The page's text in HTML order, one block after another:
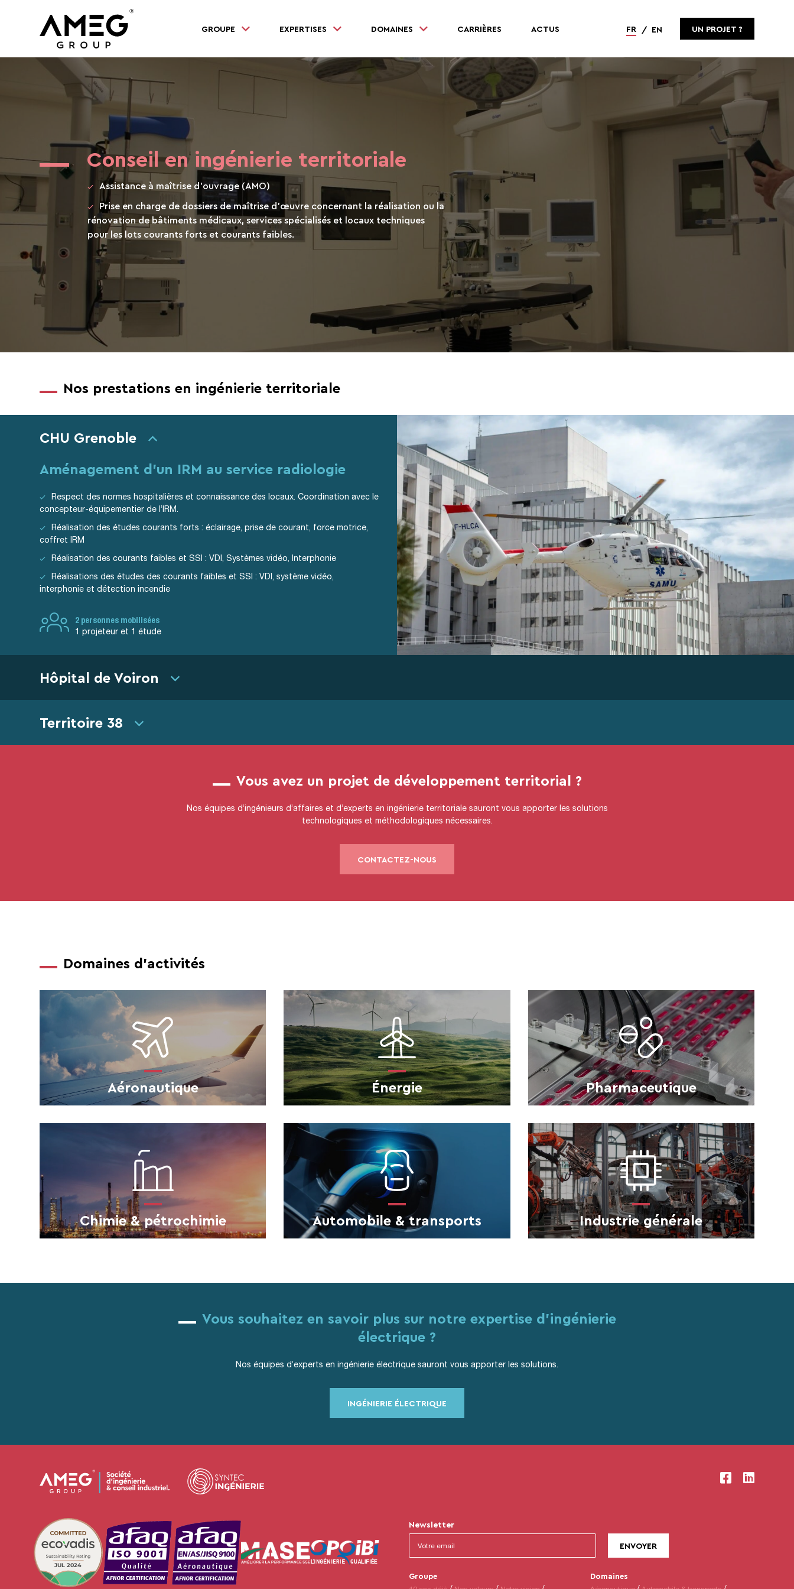
GROUPE EXPERTISES DOMAINES CARRIÈRES ACTUS FR EN UN PROJET ?
Conseil en ingénierie territoriale
Assistance à maîtrise d’ouvrage (AMO)
Prise en charge de dossiers de maîtrise d’œuvre concernant la réalisation ou la
rénovation de bâtiments médicaux, services spécialisés et locaux techniques
pour les lots courants forts et courants faibles.
Nos prestations en ingénierie territoriale
CHU Grenoble
Aménagement d’un IRM au service radiologie
Respect des normes hospitalières et connaissance des locaux. Coordination avec le
concepteur-équipementier de l’IRM.
Réalisation des études courants forts : éclairage, prise de courant, force motrice,
coffret IRM
Réalisation des courants faibles et SSI : VDI, Systèmes vidéo, Interphonie
Réalisations des études des courants faibles et SSI : VDI, système vidéo,
interphonie et détection incendie
2 personnes mobilisées
1 projeteur et 1 étude
Hôpital de Voiron
Territoire 38
Vous avez un projet de développement territorial ?
Nos équipes d’ingénieurs d’affaires et d’experts en ingénierie territoriale sauront vous apporter les solutions
technologiques et méthodologiques nécessaires.
CONTACTEZ-NOUS
Domaines d'activités
Aéronautique Énergie Pharmaceutique
Chimie & pétrochimie Automobile & transports Industrie générale
Vous souhaitez en savoir plus sur notre expertise d’ingénierie
électrique ?
Nos équipes d’experts en ingénierie électrique sauront vous apporter les solutions.
INGÉNIERIE ÉLECTRIQUE
JUL 2024
Newsletter
Groupe Domaines